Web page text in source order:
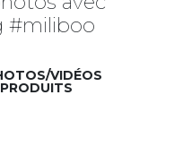
#miliboo
VIDÉOS